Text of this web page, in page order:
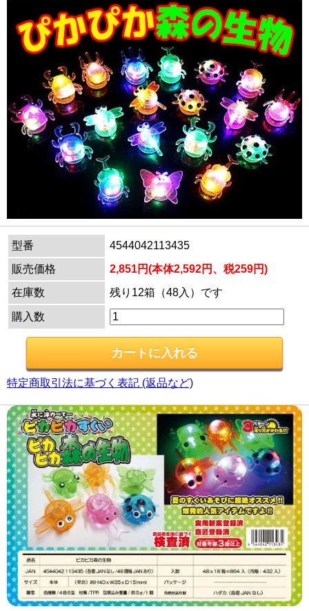
型番
4544042113435
販売価格
2,851円(本体2,592円、税259円)
在庫数
残り12箱（48入）です
購入数
特定商取引法に基づく表記 (返品など)